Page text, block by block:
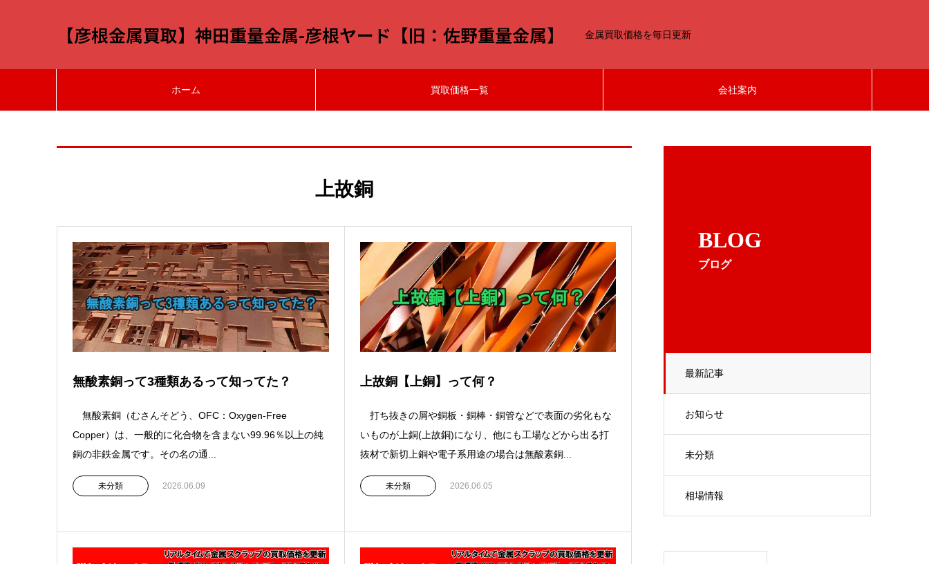
【彦根金属買取】神田重量金属-彦根ヤード【旧：佐野重量金属】 金属買取価格を毎日更新
ホーム 買取価格一覧 会社案内
BLOG
ブログ
最新記事
お知らせ
未分類
相場情報
上故銅
無酸素銅って3種類あるって知ってた？
無酸素銅（むさんそどう、OFC：Oxygen-Free
Copper）は、一般的に化合物を含まない99.96％以上の純
銅の非鉄金属です。その名の通...
未分類 2026.06.09
上故銅【上銅】って何？
打ち抜きの屑や銅板・銅棒・銅管などで表面の劣化もな
いものが上銅(上故銅)になり、他にも工場などから出る打
抜材で新切上銅や電子系用途の場合は無酸素銅...
未分類 2026.06.05